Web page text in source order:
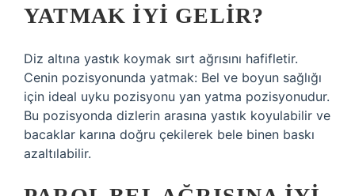
YATMAK IYI GELIR?
Diz altına yastık koymak sırt ağrısını hafifletir.
Cenin pozisyonunda yatmak: Bel ve boyun sağlığı
için ideal uyku pozisyonu yan yatma pozisyonudur.
Bu pozisyonda dizlerin arasına yastık koyulabilir ve
bacaklar karına doğru çekilerek bele binen baskı
azaltılabilir.